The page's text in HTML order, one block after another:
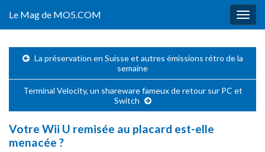
Le Mag de MO5.COM
La préservation en Suisse et autres émissions rétro de la
semaine
Terminal Velocity, un shareware fameux de retour sur PC et
Switch
Votre Wii U remisée au placard est-elle
menacée ?